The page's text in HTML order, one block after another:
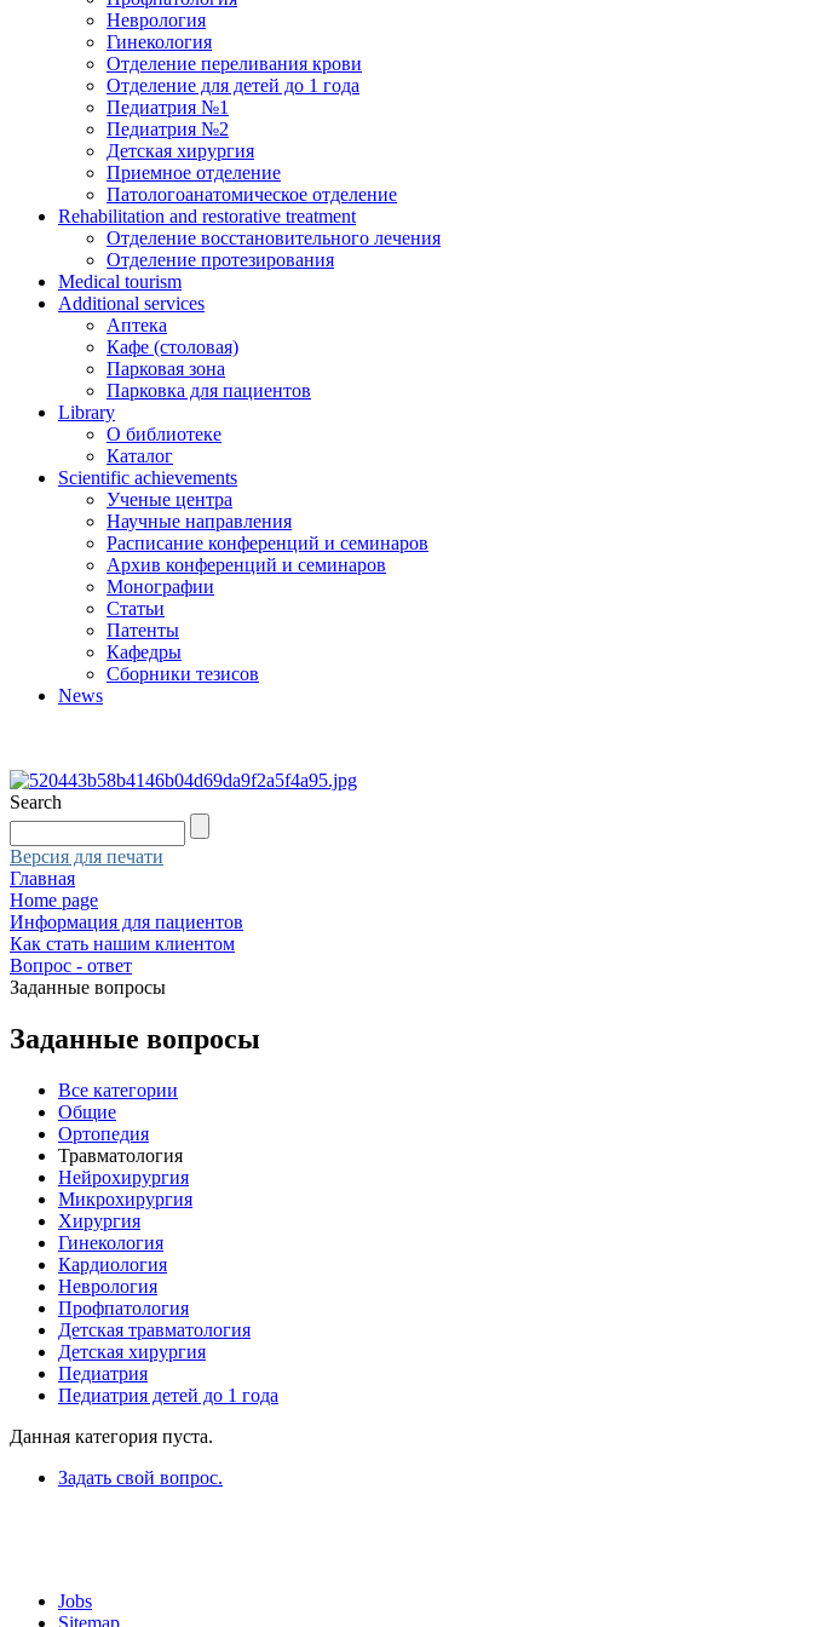
Неврология
Гинекология
Отделение переливания крови
Отделение для детей до 1 года
Педиатрия №1
Педиатрия №2
Детская хирургия
Приемное отделение
Патологоанатомическое отделение
Rehabilitation and restorative treatment
Отделение восстановительного лечения
Отделение протезирования
Medical tourism
Additional services
Аптека
Кафе (столовая)
Парковая зона
Парковка для пациентов
Library
О библиотеке
Каталог
Scientific achievements
Ученые центра
Научные направления
Расписание конференций и семинаров
Архив конференций и семинаров
Монографии
Статьи
Патенты
Кафедры
Сборники тезисов
News
Search
Версия для печати
Главная
Home page
Информация для пациентов
Как стать нашим клиентом
Вопрос - ответ
Заданные вопросы
Заданные вопросы
Все категории
Общие
Ортопедия
Травматология
Нейрохирургия
Микрохирургия
Хирургия
Гинекология
Кардиология
Неврология
Профпатология
Детская травматология
Детская хирургия
Педиатрия
Педиатрия детей до 1 года
Данная категория пуста.
Задать свой вопрос.
Jobs
Sitemap